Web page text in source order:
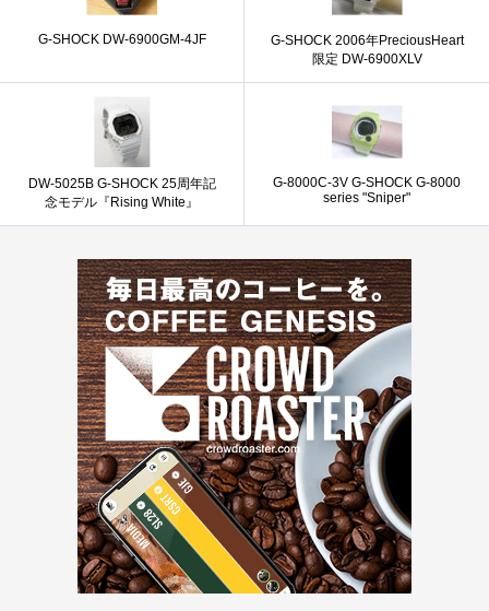
G-SHOCK DW-6900GM-4JF
G-SHOCK 2006年PreciousHeart
限定 DW-6900XLV
DW-5025B G-SHOCK 25周年記
念モデル『Rising White』
G-8000C-3V G-SHOCK G-8000
series "Sniper"